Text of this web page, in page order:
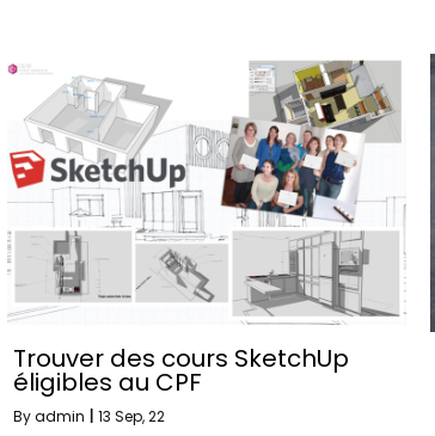
Trouver des cours SketchUp
éligibles au CPF
Byadmin 13 Sep, 22